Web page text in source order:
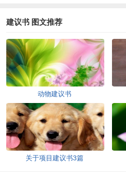
建议书 图文推荐
动物建议书
关于项目建议书3篇